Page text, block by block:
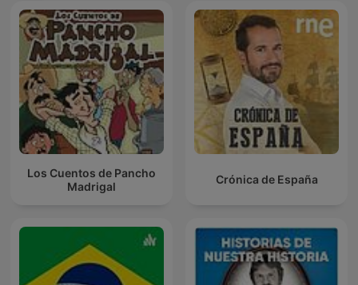
Los Cuentos de Pancho
Madrigal
Crónica de España